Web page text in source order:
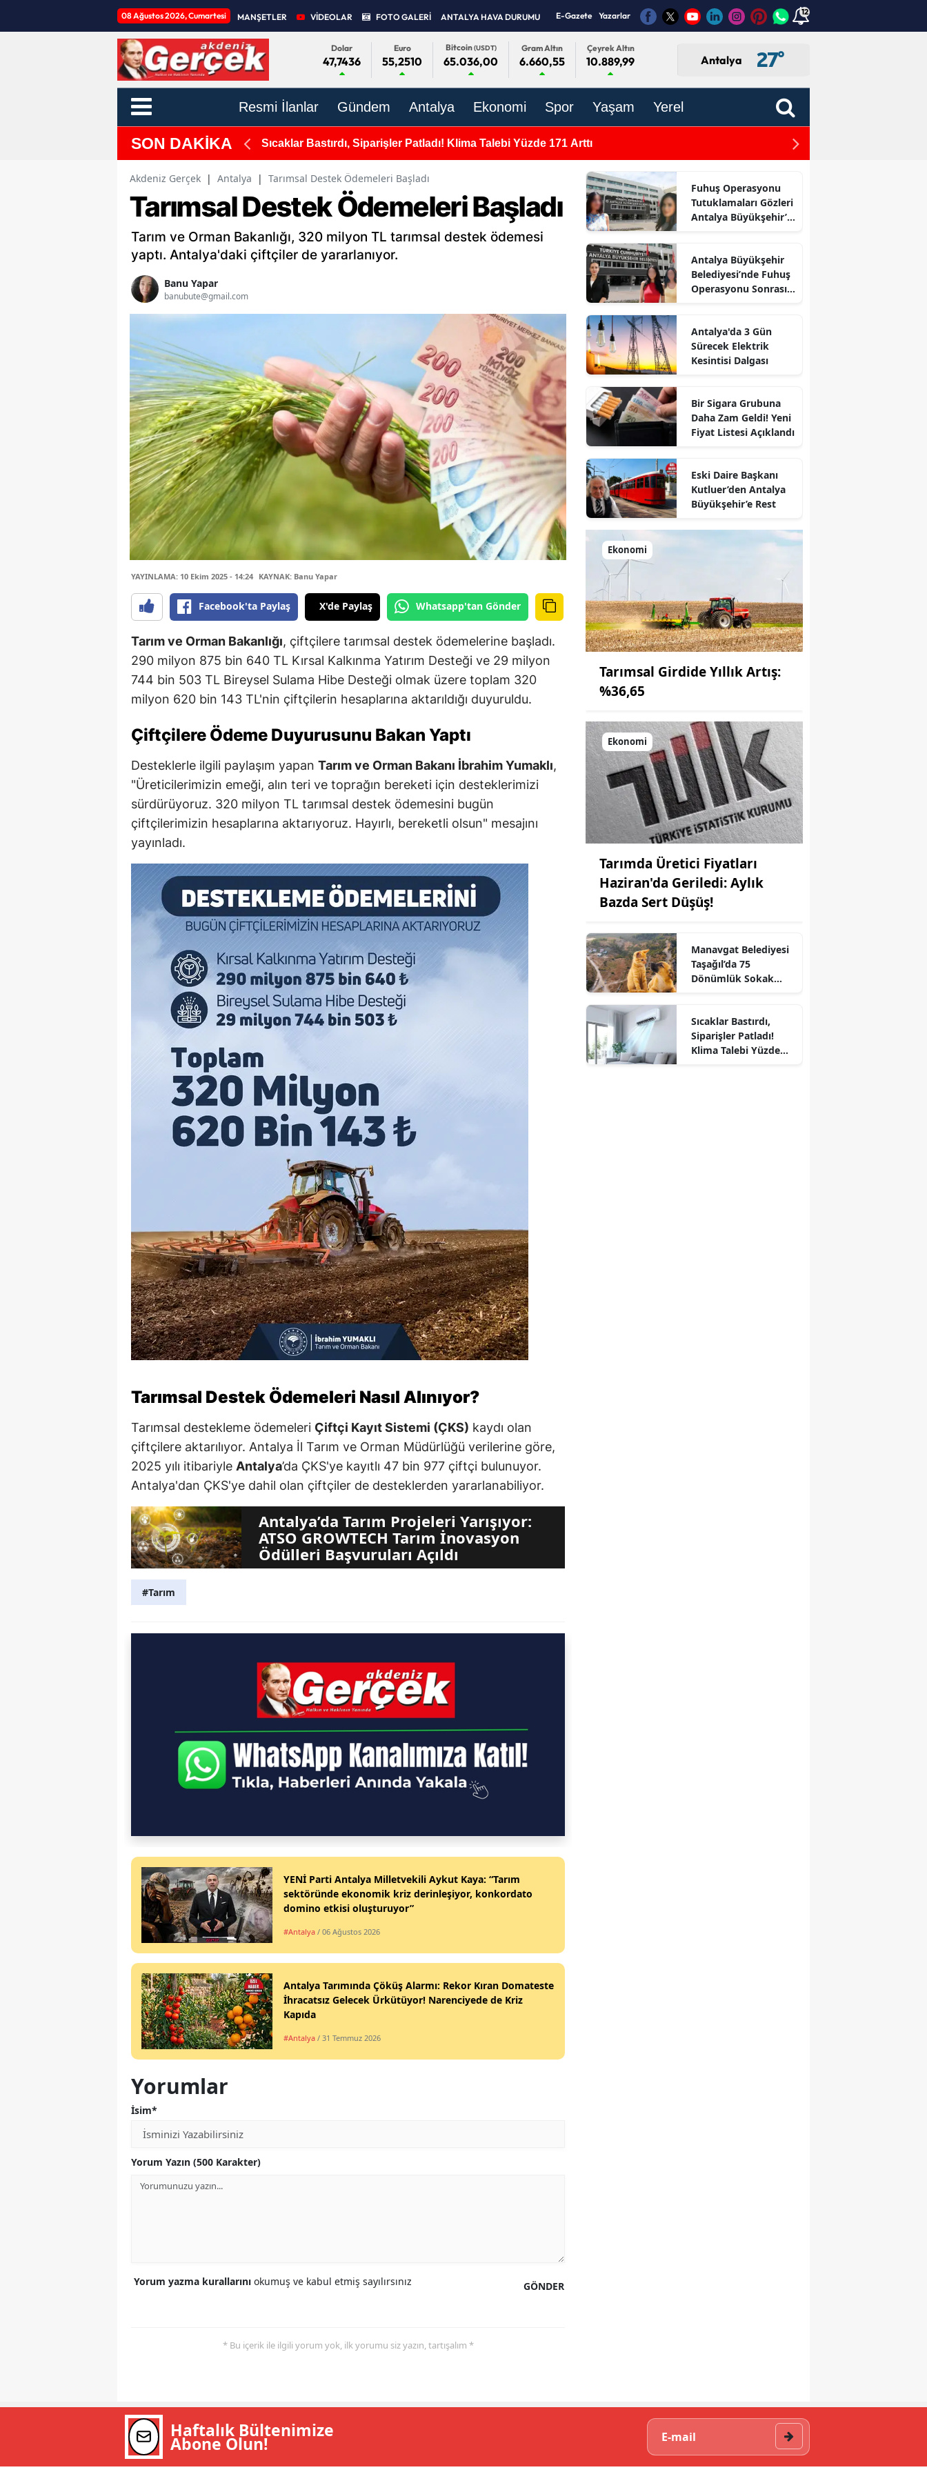
08 Ağustos 2026, Cumartesi MANŞETLER VİDEOLAR FOTO GALERİ ANTALYA HAVA DURUMU E-Gazete Yazarlar 12
Dolar
47,7436
Euro
55,2510
Bitcoin(USDT)
65.036,00
Gram Altın
6.660,55
Çeyrek Altın
10.889,99 Antalya 27°
Resmi İlanlar Gündem Antalya Ekonomi Spor Yaşam Yerel
SON DAKİKA
Doğal Yaşam Alanı Kuruyor: Projede Sıcaklar Bastırdı, Siparişler Patladı! Klima Talebi Yüzde 171 Arttı Antalya Hali’nde Sebze
Akdeniz Gerçek | Antalya | Tarımsal Destek Ödemeleri Başladı
Tarımsal Destek Ödemeleri Başladı
Tarım ve Orman Bakanlığı, 320 milyon TL tarımsal destek ödemesi
yaptı. Antalya'daki çiftçiler de yararlanıyor.
Banu Yapar
banubute@gmail.com
YAYINLAMA: 10 Ekim 2025 - 14:24 KAYNAK: Banu Yapar
Facebook'ta Paylaş X'de Paylaş Whatsapp'tan Gönder
Tarım ve Orman Bakanlığı, çiftçilere tarımsal destek ödemelerine başladı.
290 milyon 875 bin 640 TL Kırsal Kalkınma Yatırım Desteği ve 29 milyon
744 bin 503 TL Bireysel Sulama Hibe Desteği olmak üzere toplam 320
milyon 620 bin 143 TL'nin çiftçilerin hesaplarına aktarıldığı duyuruldu.
Çiftçilere Ödeme Duyurusunu Bakan Yaptı
Desteklerle ilgili paylaşım yapan Tarım ve Orman Bakanı İbrahim Yumaklı,
"Üreticilerimizin emeği, alın teri ve toprağın bereketi için desteklerimizi
sürdürüyoruz. 320 milyon TL tarımsal destek ödemesini bugün
çiftçilerimizin hesaplarına aktarıyoruz. Hayırlı, bereketli olsun" mesajını
yayınladı.
Tarımsal Destek Ödemeleri Nasıl Alınıyor?
Tarımsal destekleme ödemeleri Çiftçi Kayıt Sistemi (ÇKS) kaydı olan
çiftçilere aktarılıyor. Antalya İl Tarım ve Orman Müdürlüğü verilerine göre,
2025 yılı itibariyle Antalya’da ÇKS'ye kayıtlı 47 bin 977 çiftçi bulunuyor.
Antalya'dan ÇKS'ye dahil olan çiftçiler de desteklerden yararlanabiliyor.
Antalya’da Tarım Projeleri Yarışıyor:
ATSO GROWTECH Tarım İnovasyon
Ödülleri Başvuruları Açıldı
#Tarım
YENİ Parti Antalya Milletvekili Aykut Kaya: “Tarım
sektöründe ekonomik kriz derinleşiyor, konkordato
domino etkisi oluşturuyor”
#Antalya / 06 Ağustos 2026
Antalya Tarımında Çöküş Alarmı: Rekor Kıran Domateste
İhracatsız Gelecek Ürkütüyor! Narenciyede de Kriz
Kapıda
#Antalya / 31 Temmuz 2026
Yorumlar
İsim*
Yorum Yazın (500 Karakter)
GÖNDER
Yorum yazma kurallarını okumuş ve kabul etmiş sayılırsınız
* Bu içerik ile ilgili yorum yok, ilk yorumu siz yazın, tartışalım *
Fuhuş Operasyonu
Tutuklamaları Gözleri
Antalya Büyükşehir’e
Antalya Büyükşehir
Belediyesi’nde Fuhuş
Operasyonu Sonrası
Antalya'da 3 Gün
Sürecek Elektrik
Kesintisi Dalgası
Bir Sigara Grubuna
Daha Zam Geldi! Yeni
Fiyat Listesi Açıklandı
Eski Daire Başkanı
Kutluer’den Antalya
Büyükşehir’e Rest
Ekonomi
Tarımsal Girdide Yıllık Artış:
%36,65
Ekonomi
Tarımda Üretici Fiyatları
Haziran'da Geriledi: Aylık
Bazda Sert Düşüş!
Manavgat Belediyesi
Taşağıl’da 75
Dönümlük Sokak
Sıcaklar Bastırdı,
Siparişler Patladı!
Klima Talebi Yüzde
Haftalık Bültenimize
Abone Olun!